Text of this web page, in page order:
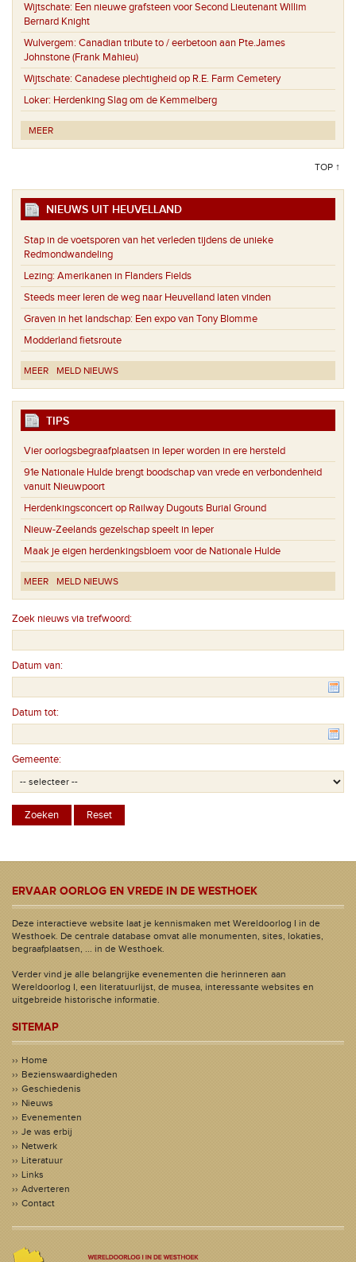
Wijtschate: Een nieuwe grafsteen voor Second Lieutenant Willim
Bernard Knight
Wulvergem: Canadian tribute to / eerbetoon aan Pte.James
Johnstone (Frank Mahieu)
Wijtschate: Canadese plechtigheid op R.E. Farm Cemetery
Loker: Herdenking Slag om de Kemmelberg
MEER
TOP ↑
NIEUWS UIT HEUVELLAND
Stap in de voetsporen van het verleden tijdens de unieke
Redmondwandeling
Lezing: Amerikanen in Flanders Fields
Steeds meer Ieren de weg naar Heuvelland laten vinden
Graven in het landschap: Een expo van Tony Blomme
Modderland fietsroute
MEER MELD NIEUWS
TIPS
Vier oorlogsbegraafplaatsen in Ieper worden in ere hersteld
91e Nationale Hulde brengt boodschap van vrede en verbondenheid
vanuit Nieuwpoort
Herdenkingsconcert op Railway Dugouts Burial Ground
Nieuw-Zeelands gezelschap speelt in Ieper
Maak je eigen herdenkingsbloem voor de Nationale Hulde
MEER MELD NIEUWS
Zoek nieuws via trefwoord:
Datum van:
Datum tot:
Gemeente:
ERVAAR OORLOG EN VREDE IN DE WESTHOEK
Deze interactieve website laat je kennismaken met Wereldoorlog I in de
Westhoek. De centrale database omvat alle monumenten, sites, lokaties,
begraafplaatsen, ... in de Westhoek.
Verder vind je alle belangrijke evenementen die herinneren aan
Wereldoorlog I, een literatuurlijst, de musea, interessante websites en
uitgebreide historische informatie.
SITEMAP
Home
Bezienswaardigheden
Geschiedenis
Nieuws
Evenementen
Je was erbij
Netwerk
Literatuur
Links
Adverteren
Contact